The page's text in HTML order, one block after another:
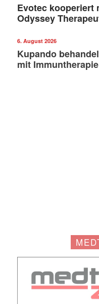
Mit dem
jede
Evotec kooperiert
Odyssey
6. August 2026
Kupando
mit Immuntherapie